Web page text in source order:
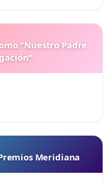
"Nuestro Padre
Meridiana